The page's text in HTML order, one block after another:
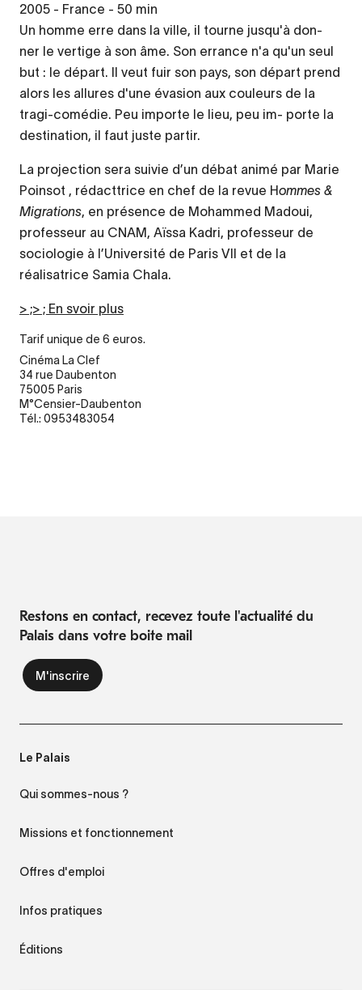
2005 - France - 50 min
Un homme erre dans la ville, il tourne jusqu'à don-
ner le vertige à son âme. Son errance n'a qu'un seul
but : le départ. Il veut fuir son pays, son départ prend
alors les allures d'une évasion aux couleurs de la
tragi-comédie. Peu importe le lieu, peu im- porte la
destination, il faut juste partir.
La projection sera suivie d’un débat animé par Marie
Poinsot , rédacttrice en chef de la revue Hommes &
Migrations, en présence de Mohammed Madoui,
professeur au CNAM, Aïssa Kadri, professeur de
sociologie à l’Université de Paris VII et de la
réalisatrice Samia Chala.
> ;> ; En svoir plus
Tarif unique de 6 euros.
Cinéma La Clef
34 rue Daubenton
75005 Paris
M°Censier-Daubenton
Tél.: 0953483054
Restons en contact, recevez toute l'actualité du
Palais dans votre boite mail
Le Palais
Qui sommes-nous ?
Missions et fonctionnement
Offres d'emploi
Infos pratiques
Éditions